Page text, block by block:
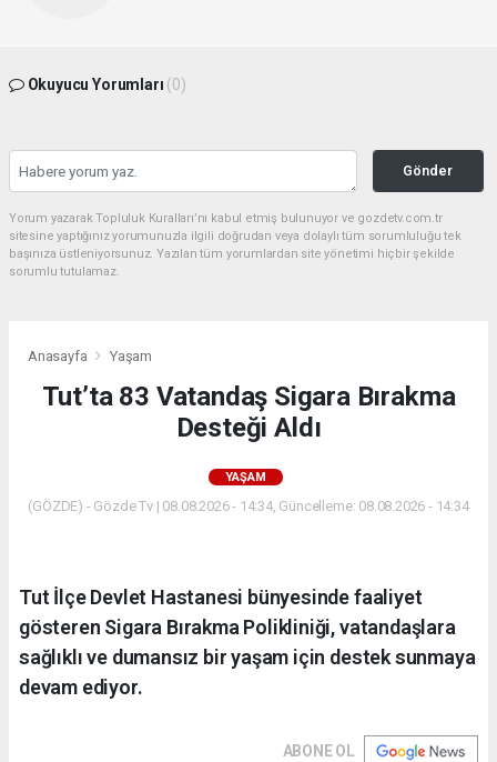
Okuyucu Yorumları (0)
Gönder
Yorum yazarak Topluluk Kuralları’nı kabul etmiş bulunuyor ve gozdetv.com.tr
sitesine yaptığınız yorumunuzla ilgili doğrudan veya dolaylı tüm sorumluluğu tek
başınıza üstleniyorsunuz. Yazılan tüm yorumlardan site yönetimi hiçbir şekilde
sorumlu tutulamaz.
Anasayfa Yaşam
Tut’ta 83 Vatandaş Sigara Bırakma
Desteği Aldı
YAŞAM
(GÖZDE) - Gözde Tv | 08.08.2026 - 14:34, Güncelleme: 08.08.2026 - 14:34
Tut İlçe Devlet Hastanesi bünyesinde faaliyet
gösteren Sigara Bırakma Polikliniği, vatandaşlara
sağlıklı ve dumansız bir yaşam için destek sunmaya
devam ediyor.
ABONE OL